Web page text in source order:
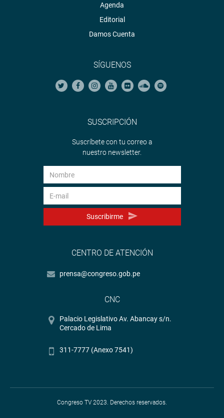
Agenda
Editorial
Damos Cuenta
SÍGUENOS
SUSCRIPCIÓN
Suscríbete con tu correo a
nuestro newsletter.
Suscribirme
CENTRO DE ATENCIÓN
prensa@congreso.gob.pe
CNC
Palacio Legislativo Av. Abancay s/n.
Cercado de Lima
311-7777 (Anexo 7541)
Congreso TV 2023. Derechos reservados.